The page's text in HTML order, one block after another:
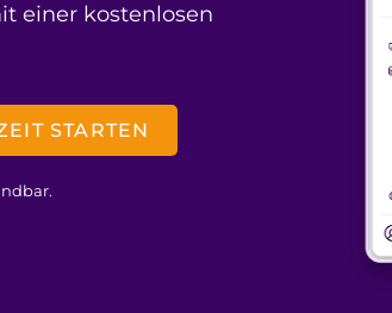
einer kostenlosen
STARTEN